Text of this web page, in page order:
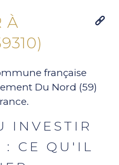
À
française
Du Nord (59)
INVESTIR
: CE QU'IL